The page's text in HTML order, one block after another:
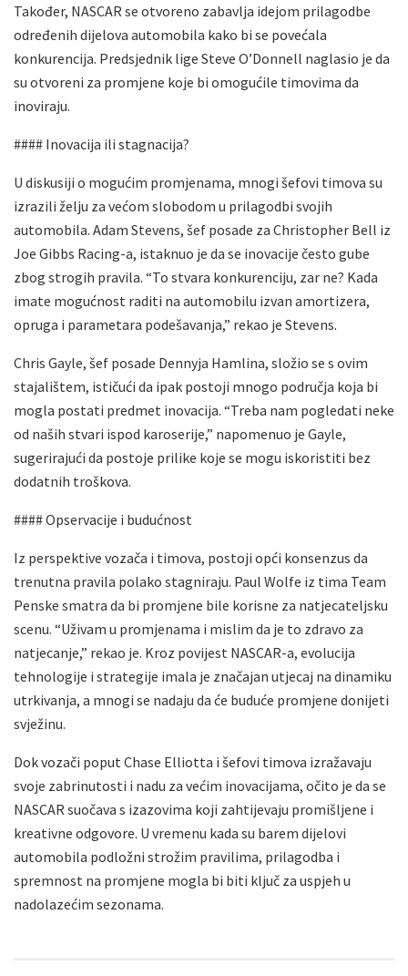
Također, NASCAR se otvoreno zabavlja idejom prilagodbe
određenih dijelova automobila kako bi se povećala
konkurencija. Predsjednik lige Steve O’Donnell naglasio je da
su otvoreni za promjene koje bi omogućile timovima da
inoviraju.
#### Inovacija ili stagnacija?
U diskusiji o mogućim promjenama, mnogi šefovi timova su
izrazili želju za većom slobodom u prilagodbi svojih
automobila. Adam Stevens, šef posade za Christopher Bell iz
Joe Gibbs Racing-a, istaknuo je da se inovacije često gube
zbog strogih pravila. “To stvara konkurenciju, zar ne? Kada
imate mogućnost raditi na automobilu izvan amortizera,
opruga i parametara podešavanja,” rekao je Stevens.
Chris Gayle, šef posade Dennyja Hamlina, složio se s ovim
stajalištem, ističući da ipak postoji mnogo područja koja bi
mogla postati predmet inovacija. “Treba nam pogledati neke
od naših stvari ispod karoserije,” napomenuo je Gayle,
sugerirajući da postoje prilike koje se mogu iskoristiti bez
dodatnih troškova.
#### Opservacije i budućnost
Iz perspektive vozača i timova, postoji opći konsenzus da
trenutna pravila polako stagniraju. Paul Wolfe iz tima Team
Penske smatra da bi promjene bile korisne za natjecateljsku
scenu. “Uživam u promjenama i mislim da je to zdravo za
natjecanje,” rekao je. Kroz povijest NASCAR-a, evolucija
tehnologije i strategije imala je značajan utjecaj na dinamiku
utrkivanja, a mnogi se nadaju da će buduće promjene donijeti
svježinu.
Dok vozači poput Chase Elliotta i šefovi timova izražavaju
svoje zabrinutosti i nadu za većim inovacijama, očito je da se
NASCAR suočava s izazovima koji zahtijevaju promišljene i
kreativne odgovore. U vremenu kada su barem dijelovi
automobila podložni strožim pravilima, prilagodba i
spremnost na promjene mogla bi biti ključ za uspjeh u
nadolazećim sezonama.